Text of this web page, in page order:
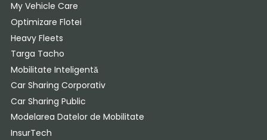
My Vehicle Care
Optimizare Flotei
Heavy Fleets
Targa Tacho
Mobilitate Inteligentă
Car Sharing Corporativ
Car Sharing Public
Modelarea Datelor de Mobilitate
InsurTech